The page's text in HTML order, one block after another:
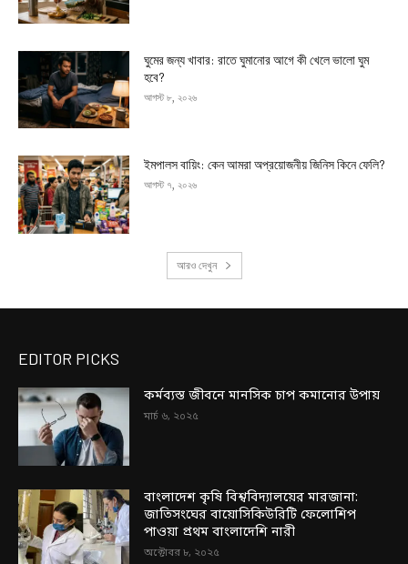
ঘুমের জন্য খাবার: রাতে ঘুমানোর আগে কী খেলে ভালো ঘুম
হবে?
আগস্ট ৮, ২০২৬
ইমপালস বায়িং: কেন আমরা অপ্রয়োজনীয় জিনিস কিনে ফেলি?
আগস্ট ৭, ২০২৬
আরও দেখুন
EDITOR PICKS
কর্মব্যস্ত জীবনে মানসিক চাপ কমানোর উপায়
মার্চ ৬, ২০২৫
বাংলাদেশ কৃষি বিশ্ববিদ্যালয়ের মারজানা:
জাতিসংঘের বায়োসিকিউরিটি ফেলোশিপ
পাওয়া প্রথম বাংলাদেশি নারী
অক্টোবর ৮, ২০২৫